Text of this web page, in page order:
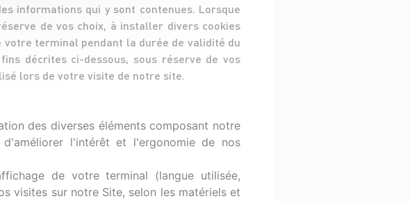
informations qui y sont contenues. Lorsque
de vos choix, à installer divers cookies
terminal pendant la durée de validité du
décrites ci-dessous, sous réserve de vos
lors de votre visite de notre site.
des diverses éléments composant notre
l'intérêt et l'ergonomie de nos
de votre terminal (langue utilisée,
visites sur notre Site, selon les matériels et